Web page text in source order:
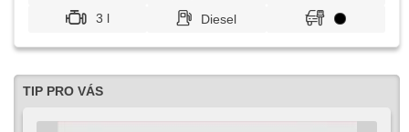
3 l
Diesel
TIP PRO VÁS